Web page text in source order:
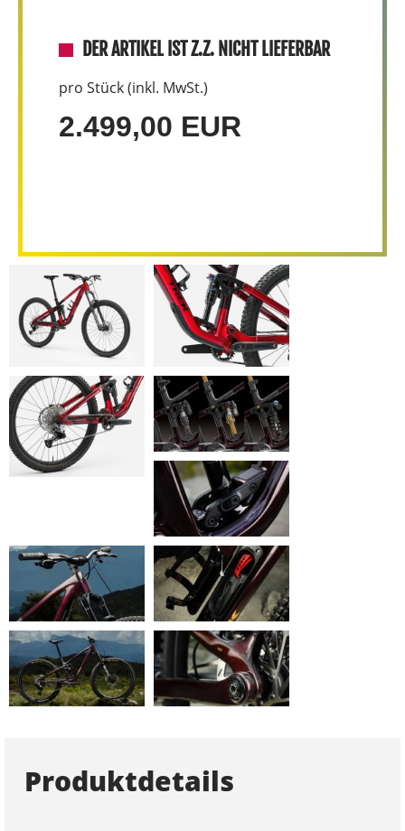
DER ARTIKEL IST Z.Z. NICHT LIEFERBAR
pro Stück (inkl. MwSt.)
2.499,00 EUR
Produktdetails